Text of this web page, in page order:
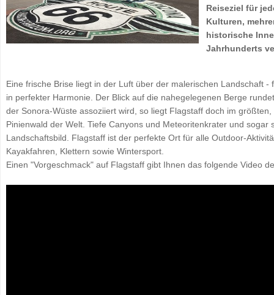
Reiseziel für
Kulturen,
historische
Jahrhunderts
Eine frische Brise liegt in der Luft über der malerischen Landschaft
in perfekter Harmonie. Der Blick auf die nahegelegenen Berge
der Sonora-Wüste assoziiert wird, so liegt Flagstaff doch im
Pinienwald der Welt. Tiefe Canyons und Meteoritenkrater und sogar
Landschaftsbild. Flagstaff ist der perfekte Ort für alle Outdoor-
Kayakfahren, Klettern sowie Wintersport.
Einen "Vorgeschmack" auf Flagstaff gibt Ihnen das folgende Video